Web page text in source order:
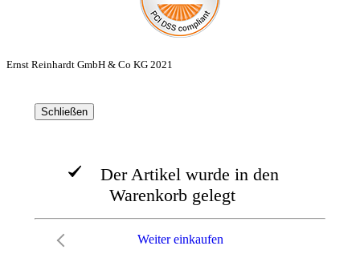
Ernst Reinhardt GmbH & Co KG 2021
Schließen
Der Artikel wurde in den
Warenkorb gelegt
Weiter einkaufen